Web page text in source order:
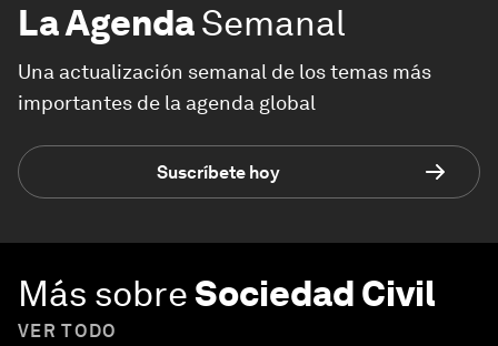
La AgendaSemanal
Una actualización semanal de los temas más
importantes de la agenda global
Suscríbete hoy
Más sobreSociedad Civil
VER TODO